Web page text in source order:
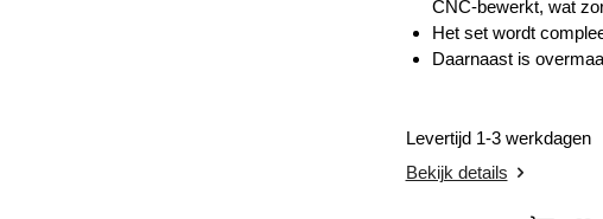
CNC-bewerkt, wat
Het set wordt
Daarnaast is
Levertijd 1-3 werkdagen
Bekijk details